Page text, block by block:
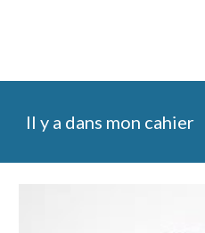
Il y a dans mon cahier